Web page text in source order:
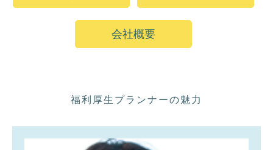
会社概要
福利厚生プランナーの魅力